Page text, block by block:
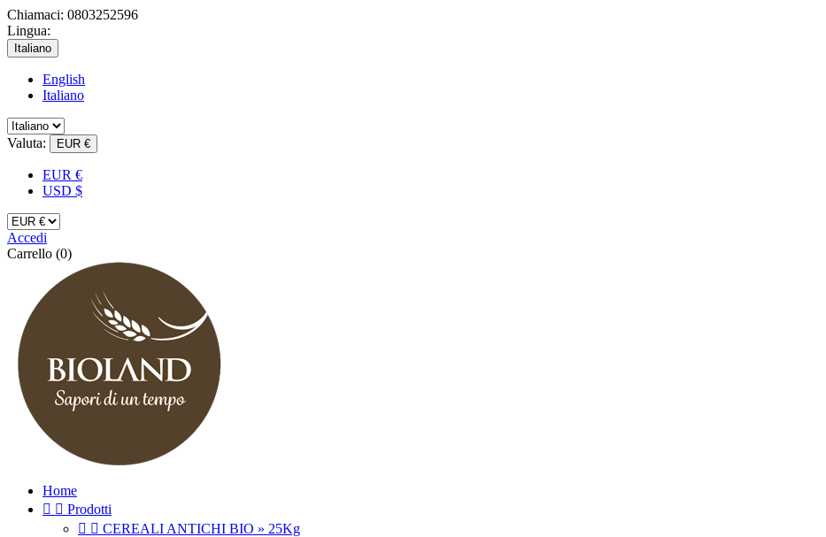
Chiamaci: 0803252596
Lingua:
Italiano
English
Italiano
Valuta: EUR €
EUR €
USD $
Accedi
Carrello (0)
Home
  Prodotti
  CEREALI ANTICHI BIO » 25Kg